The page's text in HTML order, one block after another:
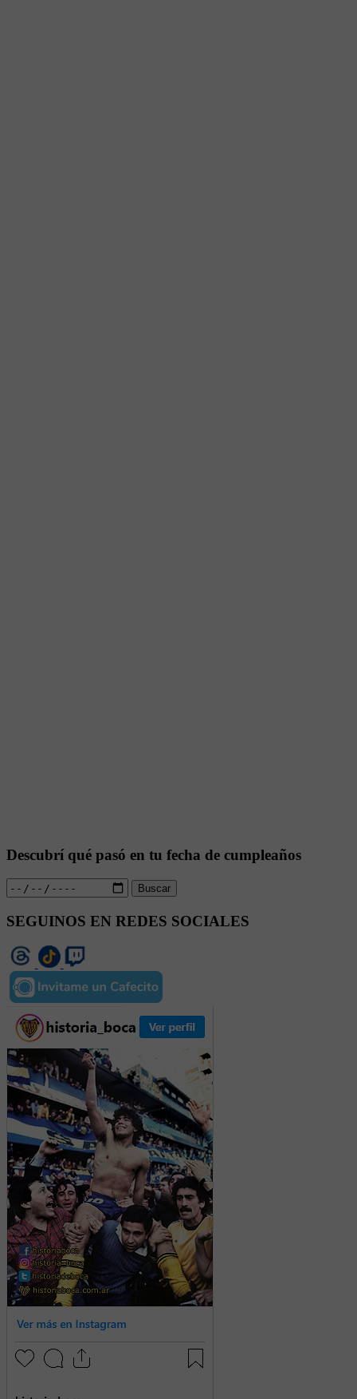
Descubrí qué pasó en tu fecha de cumpleaños
Buscar
SEGUINOS EN REDES SOCIALES